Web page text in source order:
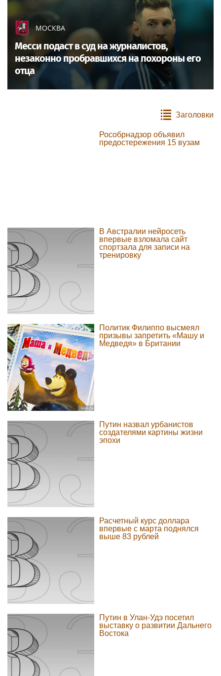
МОСКВА
Месси подаст в суд на журналистов,
незаконно пробравшихся на похороны его
отца
Заголовки
Рособрнадзор объявил
предостережения 15 вузам
В Австралии нейросеть
впервые взломала сайт
спортзала для записи на
тренировку
Политик Филиппо высмеял
призывы запретить «Машу и
Медведя» в Британии
Путин назвал урбанистов
создателями картины жизни
эпохи
Расчетный курс доллара
впервые с марта поднялся
выше 83 рублей
Путин в Улан-Удэ посетил
выставку о развитии Дальнего
Востока